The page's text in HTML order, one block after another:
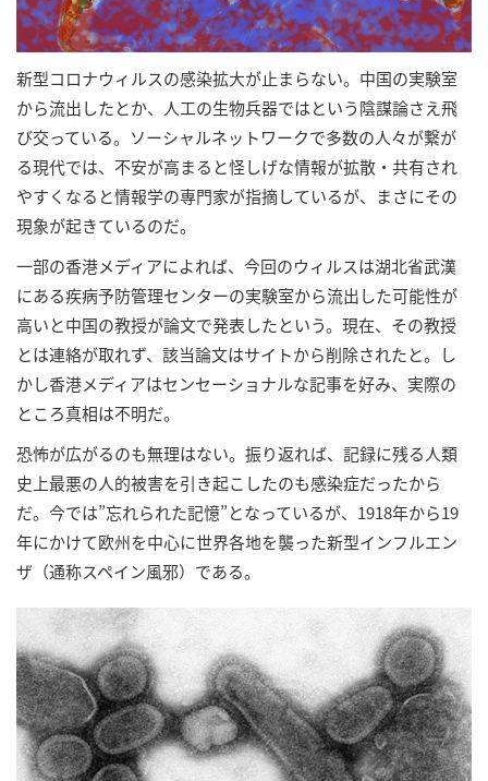
新型コロナウィルスの感染拡大が止まらない。中国の実験室
から流出したとか、人工の生物兵器ではという陰謀論さえ飛
び交っている。ソーシャルネットワークで多数の人々が繋が
る現代では、不安が高まると怪しげな情報が拡散・共有され
やすくなると情報学の専門家が指摘しているが、まさにその
現象が起きているのだ。
一部の香港メディアによれば、今回のウィルスは湖北省武漢
にある疾病予防管理センターの実験室から流出した可能性が
高いと中国の教授が論文で発表したという。現在、その教授
とは連絡が取れず、該当論文はサイトから削除されたと。し
かし香港メディアはセンセーショナルな記事を好み、実際の
ところ真相は不明だ。
恐怖が広がるのも無理はない。振り返れば、記録に残る人類
史上最悪の人的被害を引き起こしたのも感染症だったから
だ。今では”忘れられた記憶”となっているが、1918年から19
年にかけて欧州を中心に世界各地を襲った新型インフルエン
ザ（通称スペイン風邪）である。